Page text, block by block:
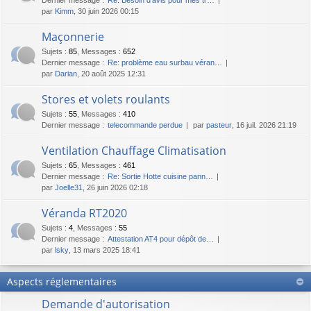
par Kimm , 30 juin 2026 00:15
Maçonnerie
Sujets : 85 Messages : 652
Dernier message : Re: problème eau surbau véran…
par Darian , 20 août 2025 12:31
Stores et volets roulants
Sujets : 55 Messages : 410
Dernier message : telecommande perdue par pasteur , 16 juil. 2026 21:19
Ventilation Chauffage Climatisation
Sujets : 65 Messages : 461
Dernier message : Re: Sortie Hotte cuisine pann…
par Joelle31 , 26 juin 2026 02:18
Véranda RT2020
Sujets : 4 Messages : 55
Dernier message : Attestation AT4 pour dépôt de…
par lsky , 13 mars 2025 18:41
Aspects réglementaires
Demande d'autorisation